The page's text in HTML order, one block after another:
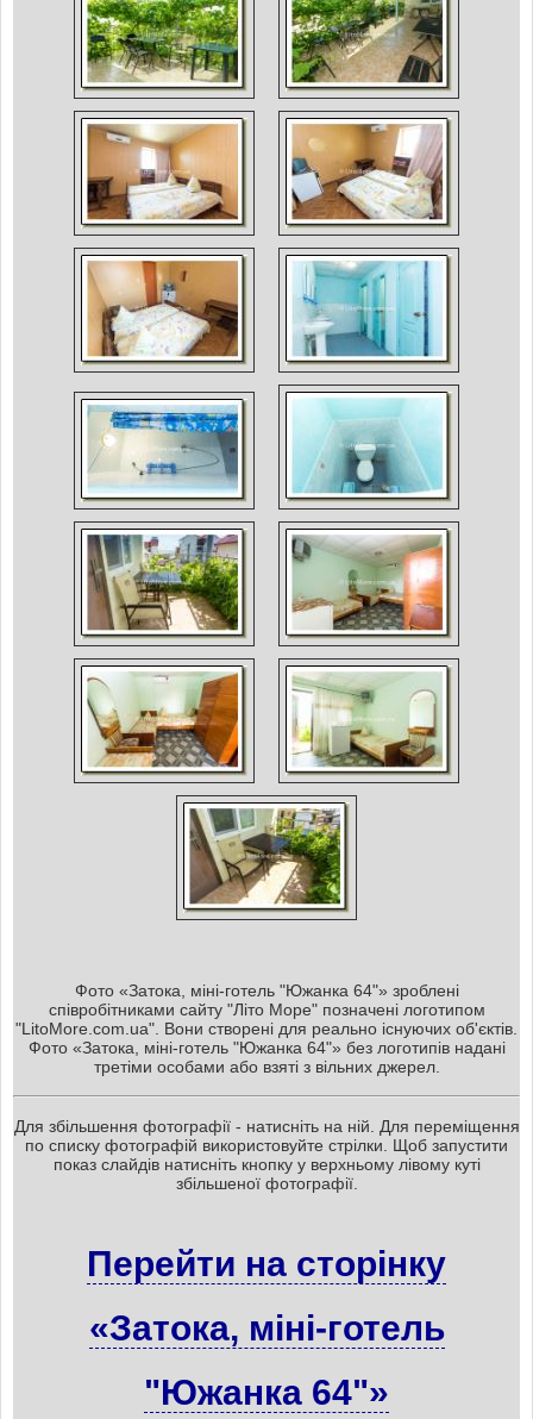
Фото «Затока, міні-готель "Южанка 64"» зроблені
співробітниками сайту "Літо Море" позначені логотипом
"LitoMore.com.ua". Вони створені для реально існуючих об'єктів.
Фото «Затока, міні-готель "Южанка 64"» без логотипів надані
третіми особами або взяті з вільних джерел.
Для збільшення фотографії - натисніть на ній. Для переміщення
по списку фотографій використовуйте стрілки. Щоб запустити
показ слайдів натисніть кнопку у верхньому лівому куті
збільшеної фотографії.
Перейти на сторінку
«Затока, міні-готель
"Южанка 64"»